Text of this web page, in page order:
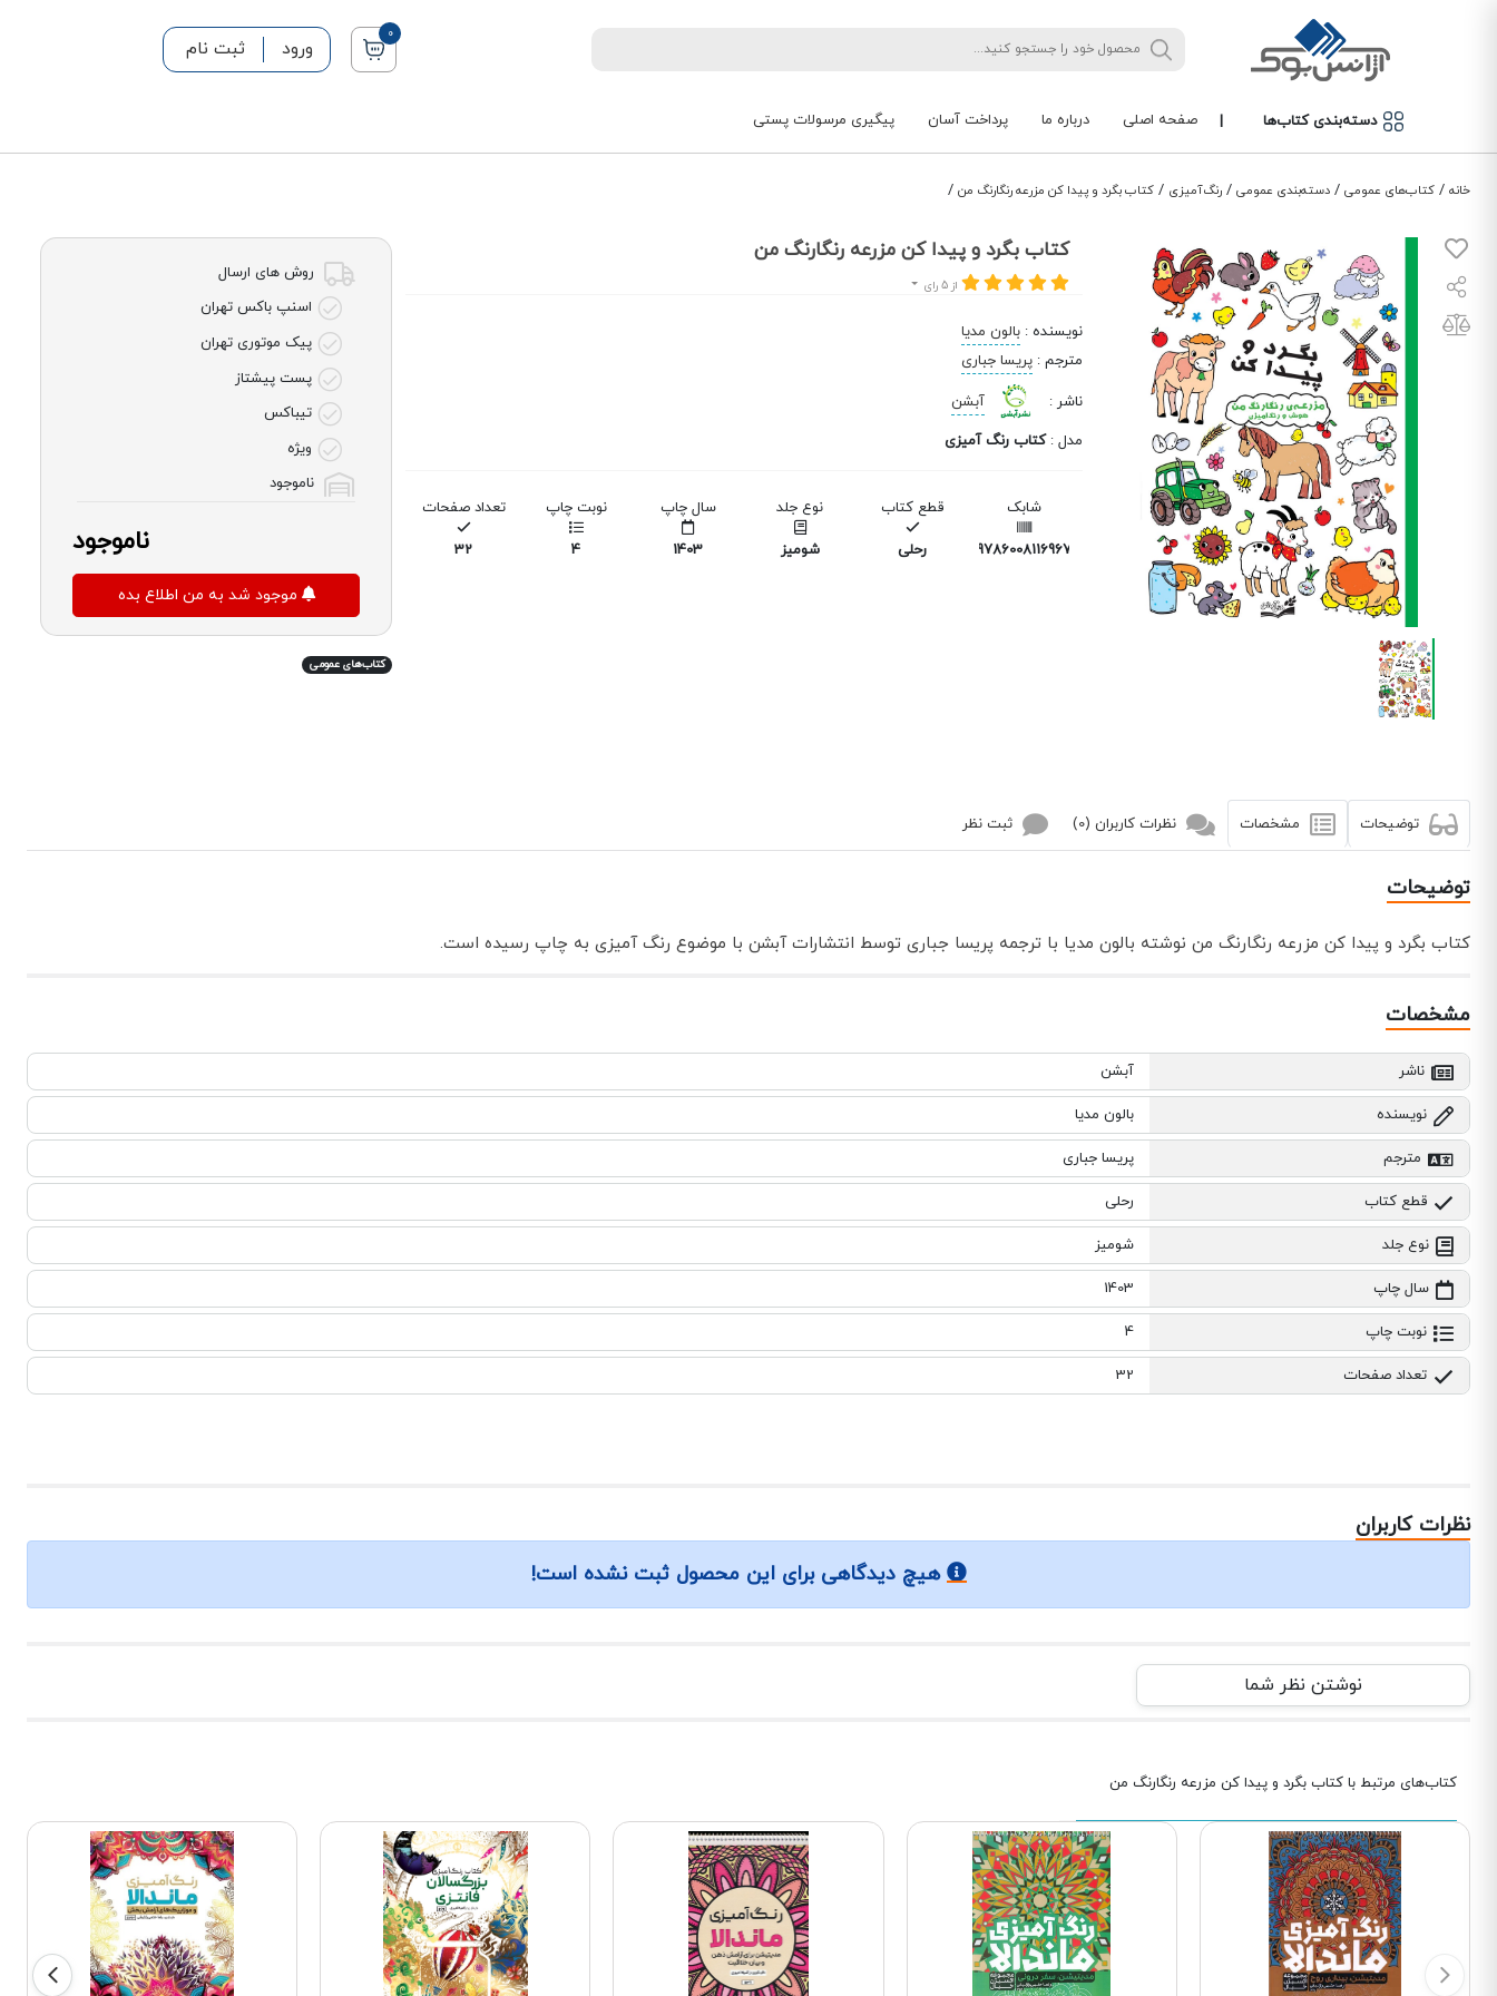
0
ورود ثبت نام
دسته‌بندی کتاب‌ها | صفحه اصلی درباره ما پرداخت آسان پیگیری مرسولات پستی
خانه / کتاب‌های عمومی / دسته‌بندی عمومی / رنگ‌آمیزی / کتاب بگرد و پیدا کن مزرعه رنگارنگ من /
کتاب بگرد و پیدا کن مزرعه رنگارنگ من
از 5 رای
نویسنده : بالون مدیا
مترجم : پریسا جباری
ناشر :
آبشن
مدل :کتاب رنگ آمیزی
شابک
9786008116967
قطع کتاب
رحلی
نوع جلد
شومیز
سال چاپ
1403
نوبت چاپ
4
تعداد صفحات
32
روش های ارسال
اسنپ باکس تهران
پیک موتوری تهران
پست پیشتاز
تیباکس
ویژه
ناموجود
ناموجود
کتاب‌های عمومی
توضیحات مشخصات نظرات کاربران (0) ثبت نظر
توضیحات
کتاب بگرد و پیدا کن مزرعه رنگارنگ من نوشته بالون مدیا با ترجمه پریسا جباری توسط انتشارات آبشن با موضوع رنگ آمیزی به چاپ رسیده است.
مشخصات
ناشر آبشن
نویسنده بالون مدیا
مترجم پریسا جباری
قطع کتاب رحلی
نوع جلد شومیز
سال چاپ 1403
نوبت چاپ 4
تعداد صفحات 32
نظرات کاربران
هیچ دیدگاهی برای این محصول ثبت نشده است!
نوشتن نظر شما
کتاب‌های مرتبط با کتاب بگرد و پیدا کن مزرعه رنگارنگ من